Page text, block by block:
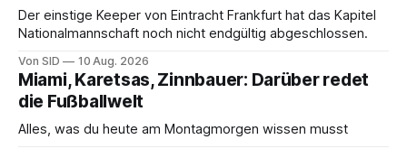
Der einstige Keeper von Eintracht Frankfurt hat das Kapitel
Nationalmannschaft noch nicht endgültig abgeschlossen.
Von SID 10 Aug. 2026
Miami, Karetsas, Zinnbauer: Darüber redet
die Fußballwelt
Alles, was du heute am Montagmorgen wissen musst